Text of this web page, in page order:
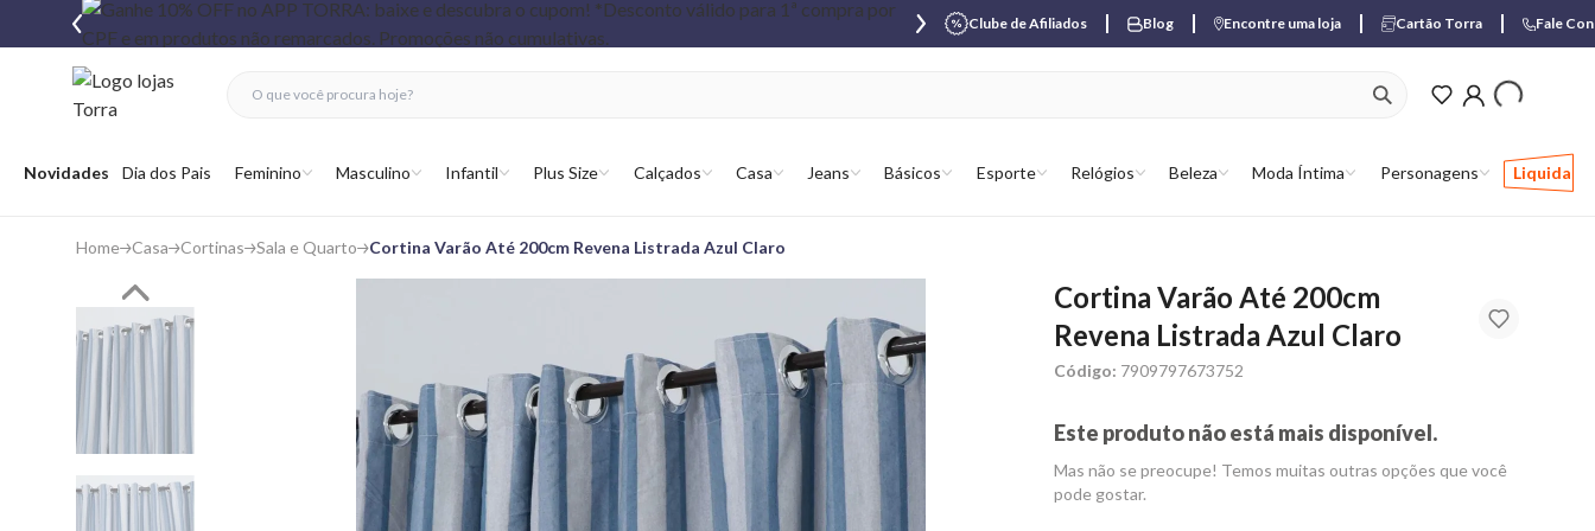
Clube de Afiliados Blog Encontre uma loja Cartão Torra Fale
Abrir menu
Novidades Dia dos Pais Feminino Masculino Infantil Plus Size Calçados Casa Jeans Básicos Esporte Relógios Beleza Moda Íntima Personagens Liquida
ver produtos
fechar menu
fechar menu
favoritos
Home Casa Cortinas Sala e Quarto Cortina Varão Até 200cm Revena Listrada Azul Claro
Cortina Varão Até 200cm
Revena Listrada Azul Claro
Código: 7909797673752
Este produto não está mais disponível.
Mas não se preocupe! Temos muitas outras opções que você
pode gostar.